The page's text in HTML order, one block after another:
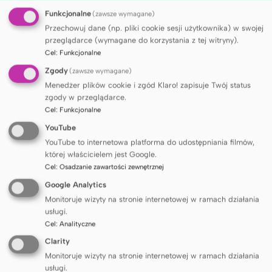
INNE WYDARZENIA
26
Konferencja ESSSB 2026 - 21st
European Symposium on Suicide
and Suicidal Behaviour
Radisson Blu Hotel Lietuva, Wilno
Funkcjonalne(zawsze wymagane)
Przechowuj dane (np. pliki cookie sesji użytkownika) w swojej
przeglądarce (wymagane do korzystania z tej witryny).
Cel: Funkcjonalne
Zgody(zawsze wymagane)
Menedżer plików cookie i zgód Klaro! zapisuje Twój status
zgody w przeglądarce.
Cel: Funkcjonalne
YouTube
YouTube to internetowa platforma do udostępniania filmów,
której właścicielem jest Google.
Cel: Osadzanie zawartości zewnętrznej
Google Analytics
Monitoruje wizyty na stronie internetowej w ramach działania
usługi.
Cel: Analityczne
Clarity
Monitoruje wizyty na stronie internetowej w ramach działania
usługi.